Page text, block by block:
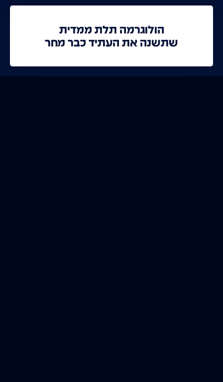
הולוגרמה תלת ממדית
שתשנה את העתיד כבר מחר